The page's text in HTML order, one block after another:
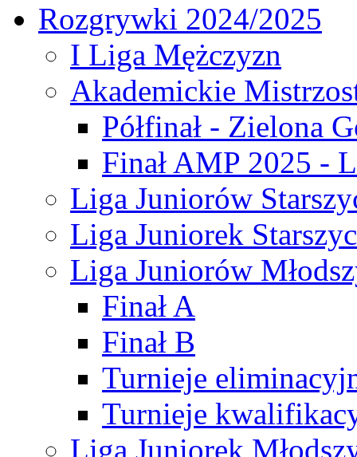
Rozgrywki 2024/2025
I Liga Mężczyzn
Akademickie
Półfinał - Zielona
Finał AMP 2025 -
Liga Juniorów
Liga Juniorek
Liga Juniorów
Finał A
Finał B
Turnieje
Turnieje
Liga Juniorek